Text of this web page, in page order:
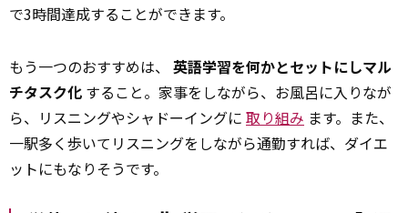
で3時間達成することができます。
もう一つのおすすめは、 英語学習を何かとセットにしマル
チタスク化 すること。家事をしながら、お風呂に入りなが
ら、リスニングやシャドーイングに 取り組み ます。また、
一駅多く歩いてリスニングをしながら通勤すれば、ダイエ
ットにもなりそうです。